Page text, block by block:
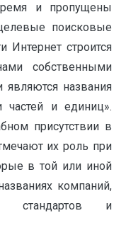
и пропущены
поисковые
Интернет строится
собственными
названия
частей и единиц».
присутствии в
их роль при
в той или иной
компаний,
стандартов и